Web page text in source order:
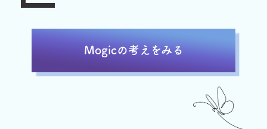
Mogicの考えをみる